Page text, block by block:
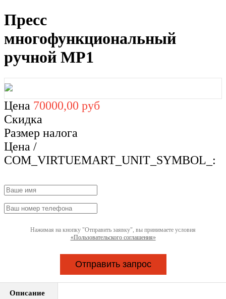
Пресс
многофункциональный
ручной MP1
Цена 70000,00 руб
Скидка
Размер налога
Цена /
COM_VIRTUEMART_UNIT_SYMBOL_:
Нажимая на кнопку "Отправить заявку", вы принимаете условия
«Пользовательского соглашения»
Отправить запрос
Описание